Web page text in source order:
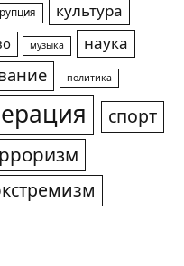
культура
музыка
наука
политика
спорт